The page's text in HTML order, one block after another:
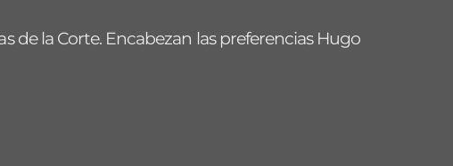
de la Corte. Encabezan las preferencias Hugo